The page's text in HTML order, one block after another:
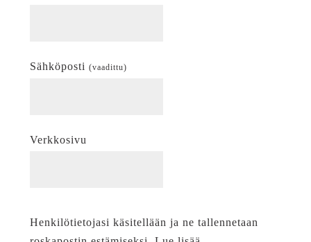
Sähköposti (vaadittu)
Verkkosivu
Henkilötietojasi käsitellään ja ne tallennetaan